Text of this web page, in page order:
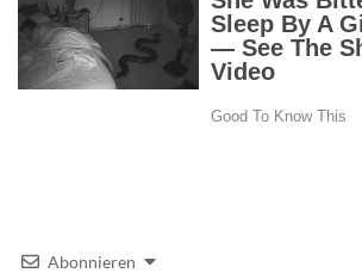
Abonnieren